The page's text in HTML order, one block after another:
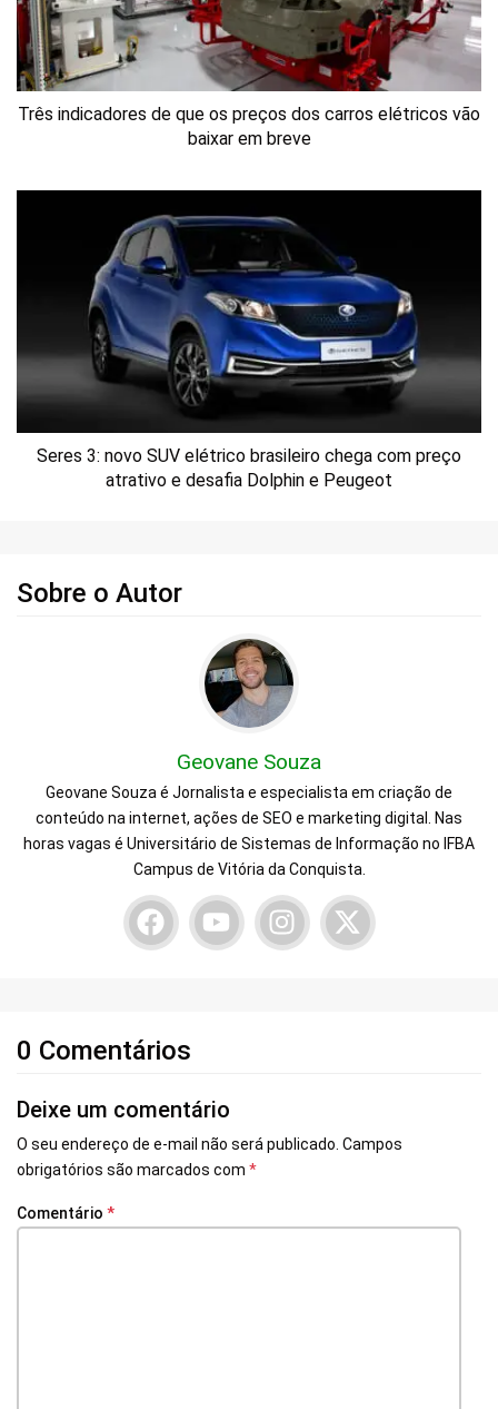
Três indicadores de que os preços dos carros elétricos vão
baixar em breve
Seres 3: novo SUV elétrico brasileiro chega com preço
atrativo e desafia Dolphin e Peugeot
Sobre o Autor
Geovane Souza
Geovane Souza é Jornalista e especialista em criação de
conteúdo na internet, ações de SEO e marketing digital. Nas
horas vagas é Universitário de Sistemas de Informação no IFBA
Campus de Vitória da Conquista.
0 Comentários
Deixe um comentário
O seu endereço de e-mail não será publicado. Campos
obrigatórios são marcados com *
Comentário *